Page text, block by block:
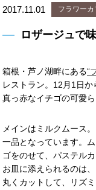
2017.11.01 フラワー
ロザージュで
箱根・芦ノ湖畔にある“
レストラン。12月1日
真っ赤なイチゴの可愛
メインはミルクムース
一品となっています。
ゴをのせて、パステル
お皿に添えられるのは
丸くカットして、リズ